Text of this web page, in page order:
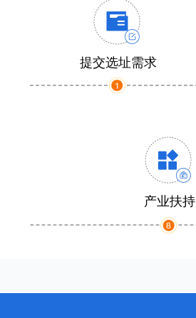
提交选址需求
产业扶持